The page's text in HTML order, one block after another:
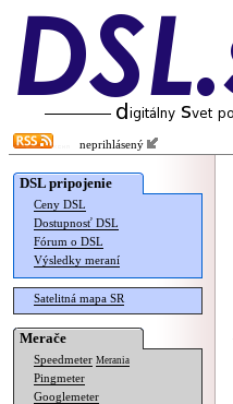
neprihlásený
DSL pripojenie
Ceny DSL
Dostupnosť DSL
Fórum o DSL
Výsledky meraní
Satelitná mapa SR
Merače
Speedmeter Merania
Pingmeter
Googlemeter